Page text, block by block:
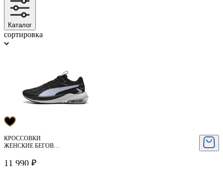
Каталог
сортировка
КРОССОВКИ
ЖЕНСКИЕ БЕГОВЫЕ
11 990 ₽